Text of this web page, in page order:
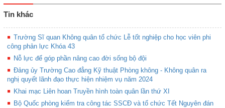
Tin khác
Trường Sĩ quan Không quân tổ chức Lễ tốt nghiệp cho học viên phi
công phản lực Khóa 43
Nỗ lực để góp phần nâng cao đời sống bộ đội
Đảng ủy Trường Cao đẳng Kỹ thuật Phòng không - Không quân ra
nghị quyết lãnh đạo thực hiện nhiệm vụ năm 2024
Khai mạc Liên hoan Truyền hình toàn quân lần thứ XI
Bộ Quốc phòng kiểm tra công tác SSCĐ và tổ chức Tết Nguyên đán